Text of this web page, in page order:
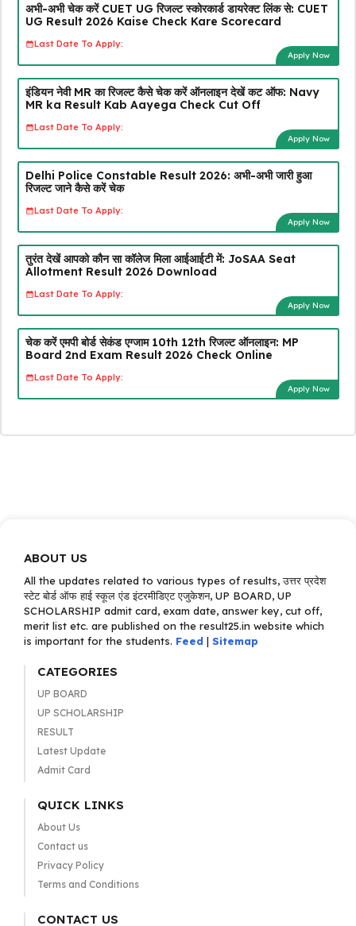
अभी-अभी चेक करें CUET UG रिजल्ट स्कोरकार्ड डायरेक्ट लिंक से: CUET
UG Result 2026 Kaise Check Kare Scorecard
Last Date To Apply:
Apply Now
इंडियन नेवी MR का रिजल्ट कैसे चेक करें ऑनलाइन देखें कट ऑफ: Navy
MR ka Result Kab Aayega Check Cut Off
Last Date To Apply:
Apply Now
Delhi Police Constable Result 2026: अभी-अभी जारी हुआ
रिजल्ट जाने कैसे करें चेक
Last Date To Apply:
Apply Now
तुरंत देखें आपको कौन सा कॉलेज मिला आईआईटी में: JoSAA Seat
Allotment Result 2026 Download
Last Date To Apply:
Apply Now
चेक करें एमपी बोर्ड सेकंड एग्जाम 10th 12th रिजल्ट ऑनलाइन: MP
Board 2nd Exam Result 2026 Check Online
Last Date To Apply:
Apply Now
ABOUT US
All the updates related to various types of results, उत्तर प्रदेश
स्टेट बोर्ड ऑफ हाई स्कूल एंड इंटरमीडिएट एजुकेशन, UP BOARD, UP
SCHOLARSHIP admit card, exam date, answer key, cut off,
merit list etc. are published on the result25.in website which
is important for the students. Feed | Sitemap
CATEGORIES
UP BOARD
UP SCHOLARSHIP
RESULT
Latest Update
Admit Card
QUICK LINKS
About Us
Contact us
Privacy Policy
Terms and Conditions
CONTACT US